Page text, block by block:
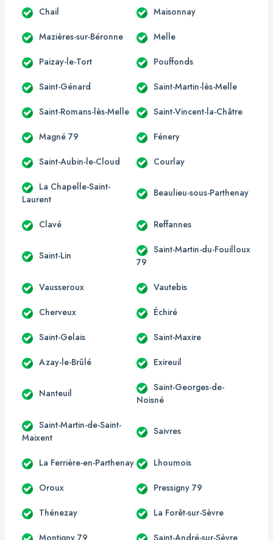
Chail Maisonnay
Mazières-sur-Béronne Melle
Paizay-le-Tort Pouffonds
Saint-Génard Saint-Martin-lès-Melle
Saint-Romans-lès-Melle Saint-Vincent-la-Châtre
Magné 79 Fénery
Saint-Aubin-le-Cloud Courlay
La Chapelle-Saint-
Laurent
Beaulieu-sous-Parthenay
Clavé Reffannes
Saint-Lin
Saint-Martin-du-Fouilloux
79
Vausseroux Vautebis
Cherveux Échiré
Saint-Gelais Saint-Maxire
Azay-le-Brûlé Exireuil
Nanteuil
Saint-Georges-de-
Noisné
Saint-Martin-de-Saint-
Maixent
Saivres
La Ferrière-en-Parthenay Lhoumois
Oroux Pressigny 79
Thénezay La Forêt-sur-Sèvre
Montigny 79 Saint-André-sur-Sèvre